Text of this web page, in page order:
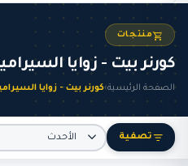
منتجات
كورنر بيت - زوايا
الصفحة الرئيسية›كورنر بيت - زوايا
تصفية